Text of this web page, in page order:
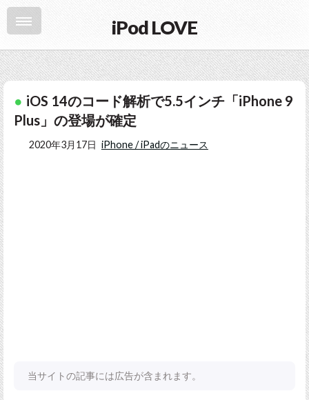
iPod LOVE
iOS 14のコード解析で5.5インチ「iPhone 9
Plus」の登場が確定
2020年3月17日 iPhone / iPadのニュース
当サイトの記事には広告が含まれます。